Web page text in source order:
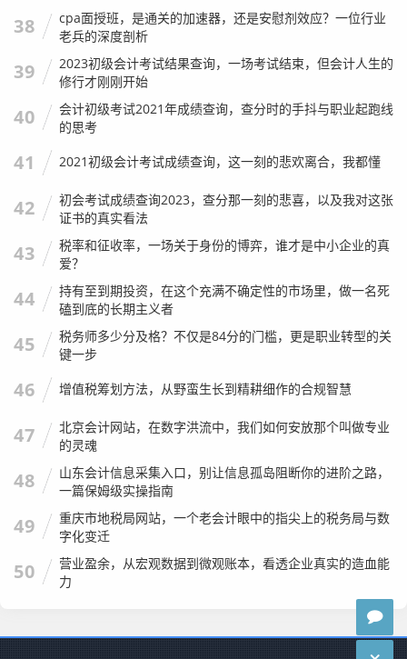
38
cpa面授班，是通关的加速器，还是安慰剂效应？一位行业
老兵的深度剖析
39
2023初级会计考试结果查询，一场考试结束，但会计人生的
修行才刚刚开始
40
会计初级考试2021年成绩查询，查分时的手抖与职业起跑线
的思考
41 2021初级会计考试成绩查询，这一刻的悲欢离合，我都懂
42
初会考试成绩查询2023，查分那一刻的悲喜，以及我对这张
证书的真实看法
43
税率和征收率，一场关于身份的博弈，谁才是中小企业的真
爱？
44
持有至到期投资，在这个充满不确定性的市场里，做一名死
磕到底的长期主义者
45
税务师多少分及格？不仅是84分的门槛，更是职业转型的关
键一步
46 增值税筹划方法，从野蛮生长到精耕细作的合规智慧
47
北京会计网站，在数字洪流中，我们如何安放那个叫做专业
的灵魂
48
山东会计信息采集入口，别让信息孤岛阻断你的进阶之路，
一篇保姆级实操指南
49
重庆市地税局网站，一个老会计眼中的指尖上的税务局与数
字化变迁
50
营业盈余，从宏观数据到微观账本，看透企业真实的造血能
力